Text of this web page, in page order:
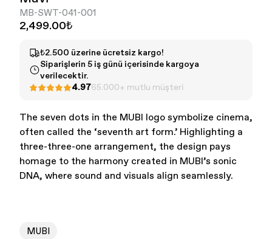
Kadın - Tüm Ürünler
Erkek - Tüm ürünler
MB-SWT-041-001
2,499.00₺
₺2.500 üzerine ücretsiz kargo!
Siparişlerin 5 iş günü içerisinde kargoya
verilecektir.
4.9765.000+ mutlu müşteri
The seven dots in the MUBI logo symbolize cinema,
often called the ‘seventh art form.’ Highlighting a
three-three-one arrangement, the design pays
homage to the harmony created in MUBI’s sonic
DNA, where sound and visuals align seamlessly.
MUBI